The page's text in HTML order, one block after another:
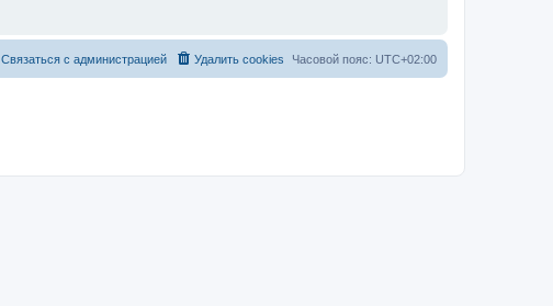
Часовой пояс: UTC+02:00
Удалить cookies
Связаться с администрацией